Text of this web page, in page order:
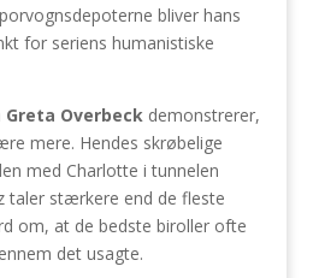
bliver hans
for seriens humanistiske
Greta Overbeck demonstrerer,
mere. Hendes skrøbelige
med Charlotte i tunnelen
taler stærkere end de fleste
om, at de bedste biroller ofte
det usagte.